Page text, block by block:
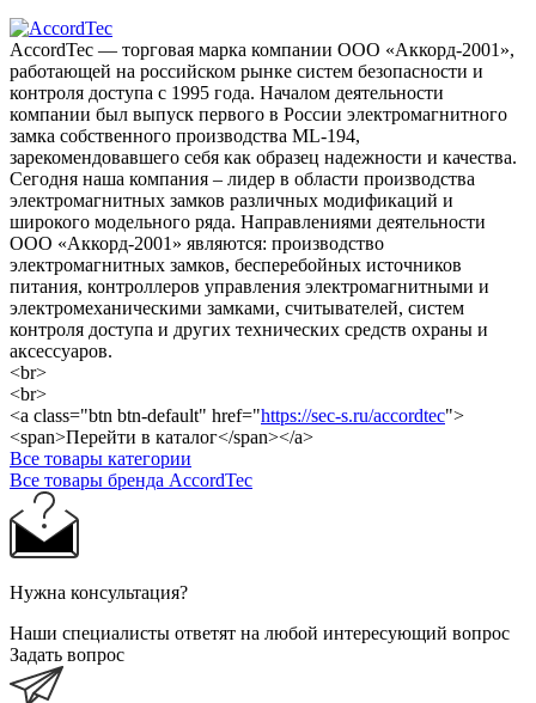
AccordTec — торговая марка компании ООО «Аккорд-2001»,
работающей на российском рынке систем безопасности и
контроля доступа с 1995 года. Началом деятельности
компании был выпуск первого в России электромагнитного
замка собственного производства ML-194,
зарекомендовавшего себя как образец надежности и качества.
Сегодня наша компания – лидер в области производства
электромагнитных замков различных модификаций и
широкого модельного ряда. Направлениями деятельности
ООО «Аккорд-2001» являются: производство
электромагнитных замков, бесперебойных источников
питания, контроллеров управления электромагнитными и
электромеханическими замками, считывателей, систем
контроля доступа и других технических средств охраны и
аксессуаров.
<br>
<br>
<a class="btn btn-default" href="https://sec-s.ru/accordtec">
<span>Перейти в каталог</span></a>
Все товары категории
Все товары бренда AccordTec
Нужна консультация?
Наши специалисты ответят на любой интересующий вопрос
Задать вопрос